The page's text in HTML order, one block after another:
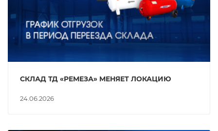
24.06.2026
СКЛАД ТД «РЕМЕЗА» МЕНЯЕТ ЛОКАЦИЮ